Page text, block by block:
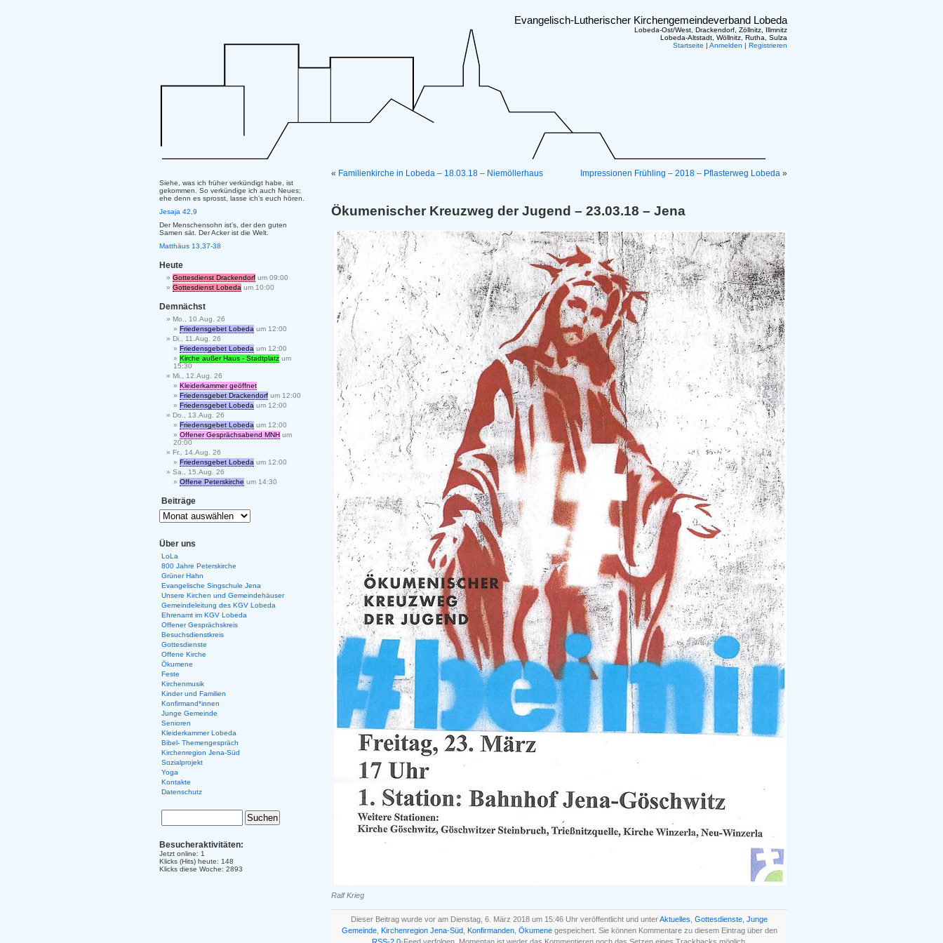
Evangelisch-Lutherischer Kirchengemeindeverband Lobeda
Lobeda-Ost/West, Drackendorf, Zöllnitz, Illmnitz
Lobeda-Altstadt, Wöllnitz, Rutha, Sulza
Startseite | Anmelden | Registrieren
« Familienkirche in Lobeda – 18.03.18 – Niemöllerhaus Impressionen Frühling – 2018 – Pflasterweg Lobeda »
Ökumenischer Kreuzweg der Jugend – 23.03.18 – Jena
Ralf Krieg
Dieser Beitrag wurde vor am Dienstag, 6. März 2018 um 15:46 Uhr veröffentlicht und unterAktuelles Gottesdienste Junge
Gemeinde, Kirchenregion Jena-Süd, Konfirmanden, Ökumenegespeichert. Sie können Kommentare zu diesem Eintrag über den
Siehe, was ich früher verkündigt habe, ist
gekommen. So verkündige ich auch Neues;
ehe denn es sprosst, lasse ich’s euch hören.
Jesaja 42,9
Der Menschensohn ist’s, der den guten
Samen sät. Der Acker ist die Welt.
Matthäus 13,37-38
Heute
Gottesdienst Drackendorf um 09:00
Gottesdienst Lobeda um 10:00
Demnächst
Mo., 10.Aug. 26
Friedensgebet Lobeda um 12:00
Di., 11.Aug. 26
Friedensgebet Lobeda um 12:00
Kirche außer Haus - Stadtplatz um
15:30
Mi., 12.Aug. 26
Kleiderkammer geöffnet
Friedensgebet Drackendorf um 12:00
Friedensgebet Lobeda um 12:00
Do., 13.Aug. 26
Friedensgebet Lobeda um 12:00
Offener Gesprächsabend MNH um
20:00
Fr., 14.Aug. 26
Friedensgebet Lobeda um 12:00
Sa., 15.Aug. 26
Offene Peterskirche um 14:30
Beiträge
Über uns
LoLa
800 Jahre Peterskirche
Grüner Hahn
Evangelische Singschule Jena
Unsere Kirchen und Gemeindehäuser
Gemeindeleitung des KGV Lobeda
Ehrenamt im KGV Lobeda
Offener Gesprächskreis
Besuchsdienstkreis
Gottesdienste
Offene Kirche
Ökumene
Feste
Kirchenmusik
Kinder und Familien
Konfirmand*innen
Junge Gemeinde
Senioren
Kleiderkammer Lobeda
Bibel- Themengespräch
Kirchenregion Jena-Süd
Sozialprojekt
Yoga
Kontakte
Datenschutz
Besucheraktivitäten:
Jetzt online: 1
Klicks (Hits) heute: 148
Klicks diese Woche: 2893